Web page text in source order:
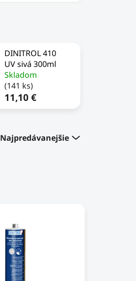
DINITROL 410
UV sivá 300ml
Skladom
(141 ks)
11,10 €
Najpredávanejšie